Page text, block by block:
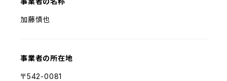
加藤慎也
事業者の所在地
〒542-0081